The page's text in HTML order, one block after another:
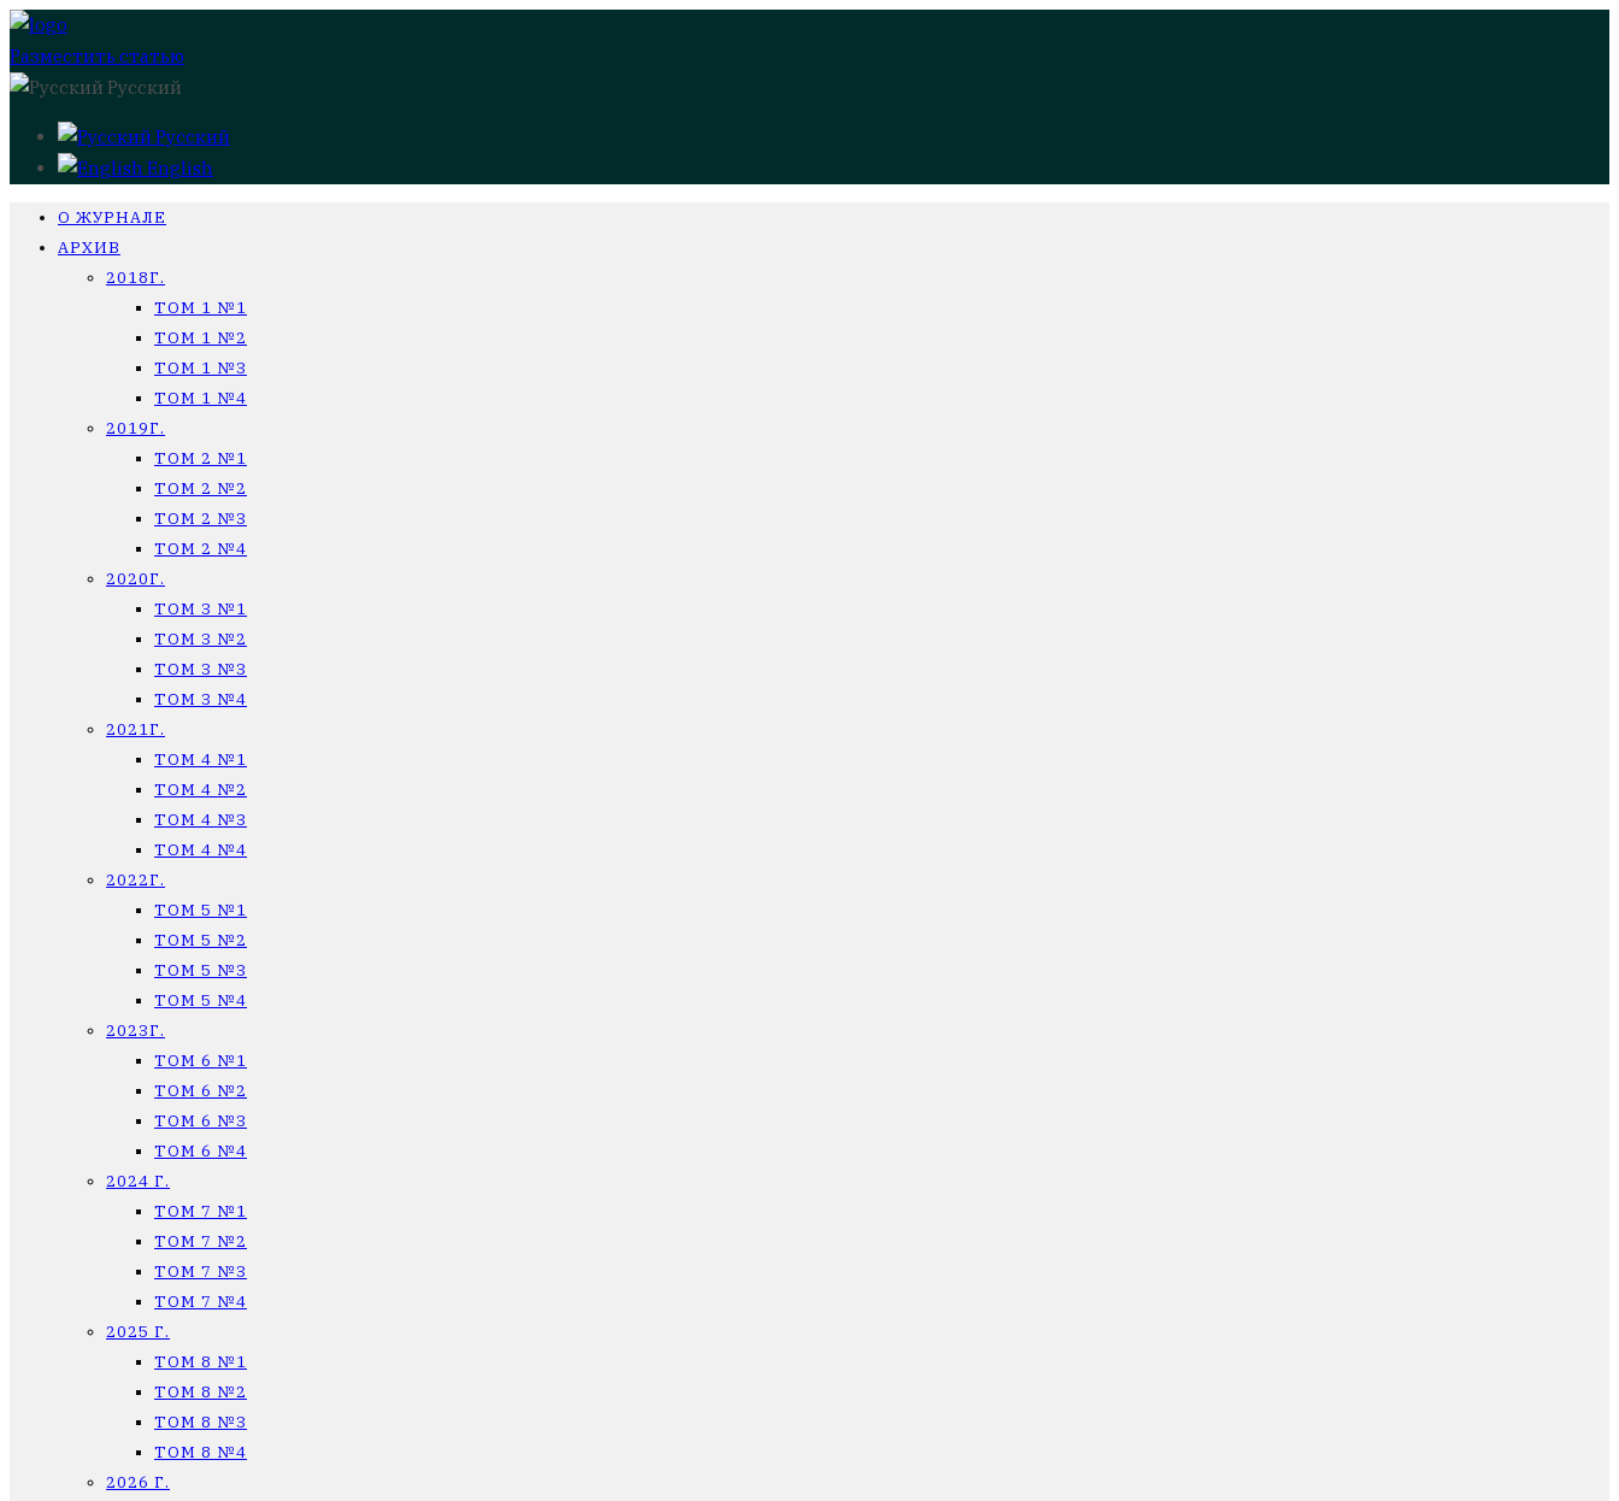
Разместить статью
Русский
Русский
English
О ЖУРНАЛЕ
АРХИВ
2018Г.
ТОМ 1 №1
ТОМ 1 №2
ТОМ 1 №3
ТОМ 1 №4
2019Г.
ТОМ 2 №1
ТОМ 2 №2
ТОМ 2 №3
ТОМ 2 №4
2020Г.
ТОМ 3 №1
ТОМ 3 №2
ТОМ 3 №3
ТОМ 3 №4
2021Г.
ТОМ 4 №1
ТОМ 4 №2
ТОМ 4 №3
ТОМ 4 №4
2022Г.
ТОМ 5 №1
ТОМ 5 №2
ТОМ 5 №3
ТОМ 5 №4
2023Г.
ТОМ 6 №1
ТОМ 6 №2
ТОМ 6 №3
ТОМ 6 №4
2024 Г.
ТОМ 7 №1
ТОМ 7 №2
ТОМ 7 №3
ТОМ 7 №4
2025 Г.
ТОМ 8 №1
ТОМ 8 №2
ТОМ 8 №3
ТОМ 8 №4
2026 Г.